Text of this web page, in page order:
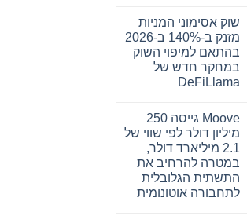
על
בית
המשפט
התיר
את
פרסומה
של
בתיק
קובנטרי,
המצביעה
על
כך
שחברת
Abacus
Global
Management
שוק אסימוני המניות
מזנק ב-140% ב-2026
בהתאם למיפוי השוק
במחקר חדש של
DeFiLlama
על
שוק
אסימוני
המניות
מזנק
ב-140%
ב-2026
בהתאם
למיפוי
Moove גייסה 250
מיליון דולר לפי שווי של
2.1 מיליארד דולר,
במטרה להרחיב את
התשתית הגלובלית
לתחבורה אוטונומית